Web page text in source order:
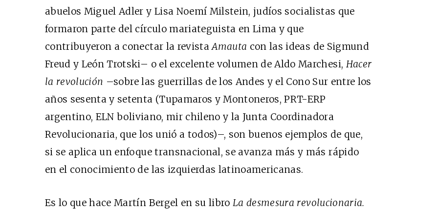
abuelos Miguel Adler y Lisa Noemí Milstein, judíos socialistas que
formaron parte del círculo mariateguista en Lima y que
contribuyeron a conectar la revistaAmauta con las ideas de Sigmund
Freud y León Trotski– o el excelente volumen de Aldo Marchesi, Hacer
la revolución –sobre las guerrillas de los Andes y el Cono Sur entre los
años sesenta y setenta (Tupamaros y Montoneros,PRT-ERP
argentino, ELNboliviano, mirchileno y la Junta Coordinadora
Revolucionaria, que los unió a todos)–, son buenos ejemplos de que,
si se aplica un enfoque transnacional, se avanza más y más rápido
en el conocimiento de las izquierdas latinoamericanas.
Es lo que hace Martín Bergel en su libro La desmesura revolucionaria.